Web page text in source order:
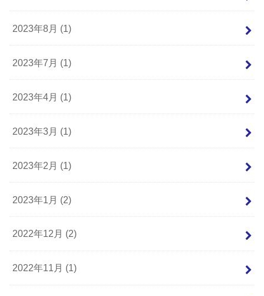
2023年8月 (1)
2023年7月 (1)
2023年4月 (1)
2023年3月 (1)
2023年2月 (1)
2023年1月 (2)
2022年12月 (2)
2022年11月 (1)